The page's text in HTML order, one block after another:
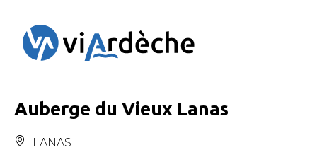
Auberge du Vieux Lanas
LANAS